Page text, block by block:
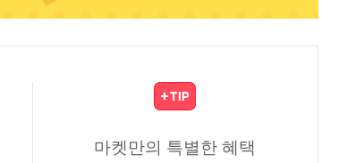
마켓만의 특별한 혜택